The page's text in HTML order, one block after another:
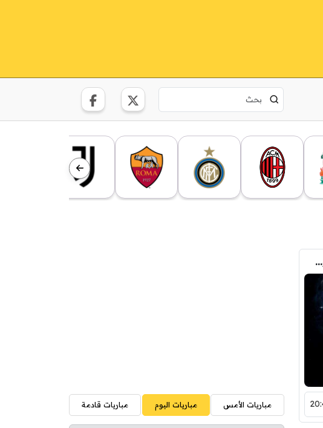
هدف انتر ميلان الاول – انتر ميلان × يوفنتوس – (الدوري الايطالي) 14/09/2013
مباريات الأمس مباريات اليوم مباريات قادمة